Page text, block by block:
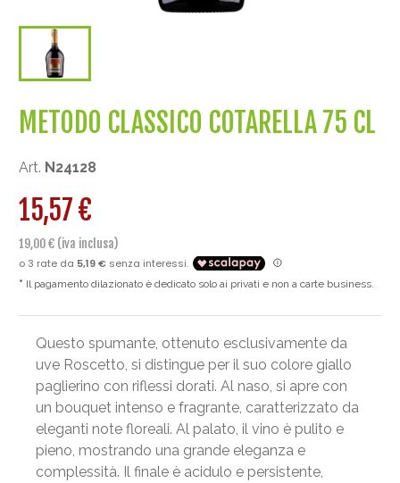
METODO CLASSICO COTARELLA 75 CL
Art. N24128
15,57 €
19,00 € (iva inclusa)
Il pagamento dilazionato è dedicato solo ai privati e non a carte business.
Questo spumante, ottenuto esclusivamente da
uve Roscetto, si distingue per il suo colore giallo
paglierino con riflessi dorati. Al naso, si apre con
un bouquet intenso e fragrante, caratterizzato da
eleganti note floreali. Al palato, il vino è pulito e
pieno, mostrando una grande eleganza e
complessità. Il finale è acidulo e persistente,